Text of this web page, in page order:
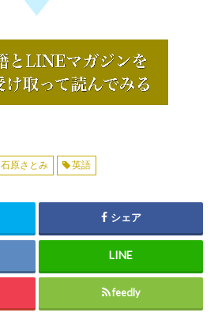
石原さとみ 英語
シェア
feedly